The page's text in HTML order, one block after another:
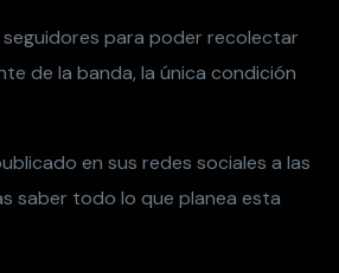
para poder recolectar
de la banda, la única condición
en sus redes sociales a las
saber todo lo que planea esta